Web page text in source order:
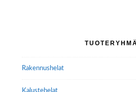
Rakennushelat
Kalustehelat